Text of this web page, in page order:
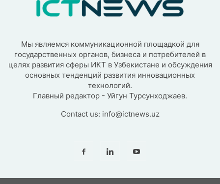
Мы являемся коммуникационной площадкой для
государственных органов, бизнеса и потребителей в
целях развития сферы ИКТ в Узбекистане и обсуждения
основных тенденций развития инновационных
технологий.
Главный редактор - Уйгун Турсунходжаев.
Contact us: info@ictnews.uz